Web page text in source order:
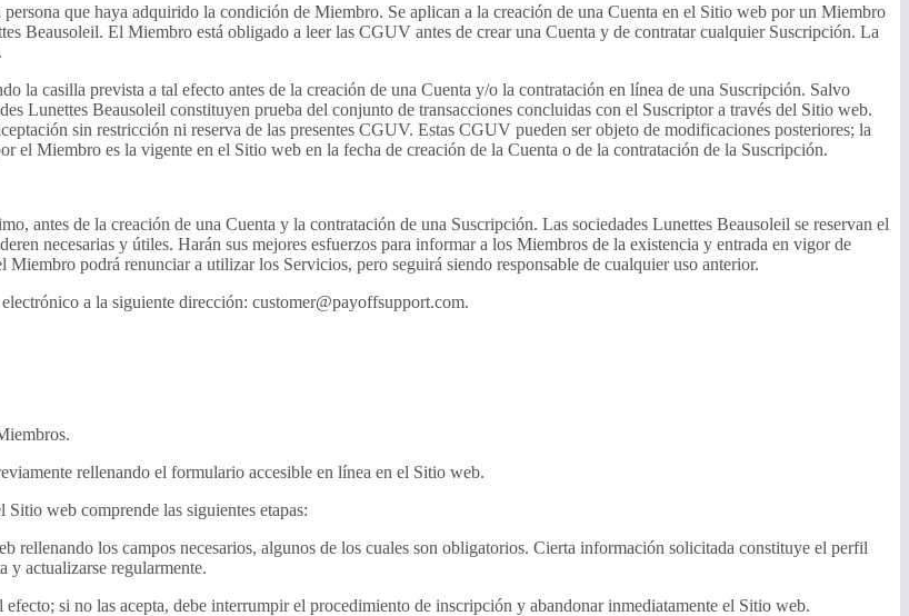
que haya adquirido la condición de Miembro. Se aplican a la creación de una Cuenta en el Sitio web por un Miembro
Beausoleil. El Miembro está obligado a leer las CGUV antes de crear una Cuenta y de contratar cualquier Suscripción. La
la casilla prevista a tal efecto antes de la creación de una Cuenta y/o la contratación en línea de una Suscripción. Salvo
Lunettes Beausoleil constituyen prueba del conjunto de transacciones concluidas con el Suscriptor a través del Sitio web.
sin restricción ni reserva de las presentes CGUV. Estas CGUV pueden ser objeto de modificaciones posteriores; la
el Miembro es la vigente en el Sitio web en la fecha de creación de la Cuenta o de la contratación de la Suscripción.
antes de la creación de una Cuenta y la contratación de una Suscripción. Las sociedades Lunettes Beausoleil se reservan el
necesarias y útiles. Harán sus mejores esfuerzos para informar a los Miembros de la existencia y entrada en vigor de
podrá renunciar a utilizar los Servicios, pero seguirá siendo responsable de cualquier uso anterior.
a la siguiente dirección: customer@payoffsupport.com.
rellenando el formulario accesible en línea en el Sitio web.
web comprende las siguientes etapas:
los campos necesarios, algunos de los cuales son obligatorios. Cierta información solicitada constituye el perfil
y actualizarse regularmente.
si no las acepta, debe interrumpir el procedimiento de inscripción y abandonar inmediatamente el Sitio web.